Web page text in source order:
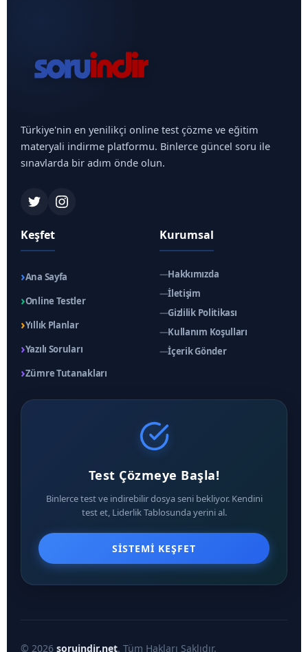
Türkiye'nin en yenilikçi online test çözme ve eğitim
materyali indirme platformu. Binlerce güncel soru ile
sınavlarda bir adım önde olun.
Keşfet
›Ana Sayfa
›Online Testler
›Yıllık Planlar
›Yazılı Soruları
›Zümre Tutanakları
Kurumsal
—Hakkımızda
—İletişim
—Gizlilik Politikası
—Kullanım Koşulları
—İçerik Gönder
Test Çözmeye Başla!
Binlerce test ve indirebilir dosya seni bekliyor. Kendini
test et, Liderlik Tablosunda yerini al.
SISTEMI KEŞFET
© 2026 soruindir.net. Tüm Hakları Saklıdır.